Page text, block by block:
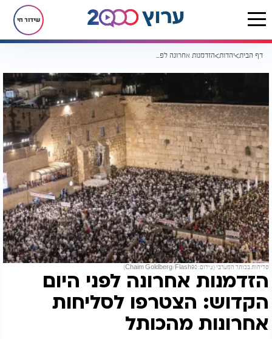
שידור חי
דף הבית יהדות הזדמנות אחרונה לפני היום הקדוש: הצטרפו לסליחות אחרונות מהכותל
סליחות בכותל המערבי (צילום: Chaim Goldberg/Flash90)
הזדמנות אחרונה לפני היום
הקדוש: הצטרפו לסליחות
אחרונות מהכותל